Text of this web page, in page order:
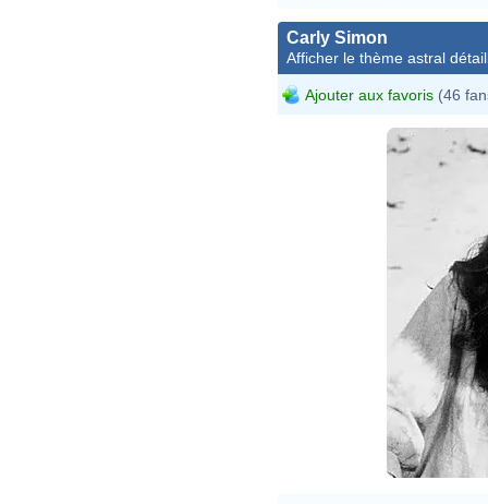
Carly Simon
Afficher le thème astral
Ajouter aux favoris (46